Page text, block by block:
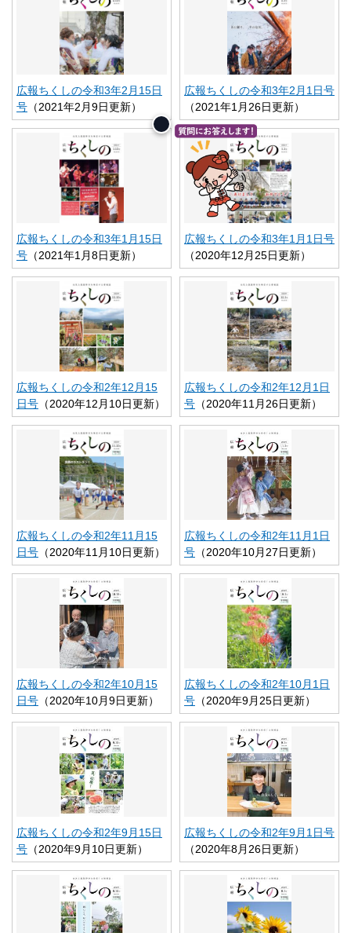
広報ちくしの令和3年2月15日
号 （2021年2月9日更新）
広報ちくしの令和3年2月1日号
（2021年1月26日更新）
広報ちくしの令和3年1月15日
号 （2021年1月8日更新）
広報ちくしの令和3年1月1日号
（2020年12月25日更新）
広報ちくしの令和2年12月15
日号 （2020年12月10日更新）
広報ちくしの令和2年12月1日
号 （2020年11月26日更新）
広報ちくしの令和2年11月15
日号 （2020年11月10日更新）
広報ちくしの令和2年11月1日
号 （2020年10月27日更新）
広報ちくしの令和2年10月15
日号 （2020年10月9日更新）
広報ちくしの令和2年10月1日
号 （2020年9月25日更新）
広報ちくしの令和2年9月15日
号 （2020年9月10日更新）
広報ちくしの令和2年9月1日号
（2020年8月26日更新）